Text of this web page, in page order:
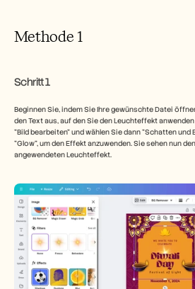
Methode 1
Schritt 1
Beginnen Sie, indem Sie Ihre gewünschte Datei
den Text aus, auf den Sie den Leuchteffekt
"Bild bearbeiten" und wählen Sie dann "Schatten und
"Glow", um den Effekt anzuwenden. Sie sehen nun
angewendeten Leuchteffekt.